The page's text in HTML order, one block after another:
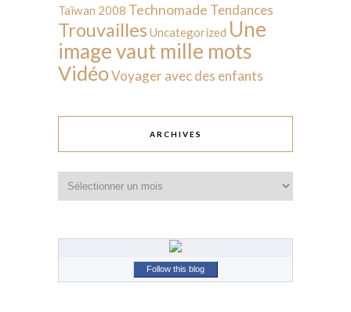
Taïwan 2008 Technomade Tendances
Trouvailles Uncategorized Une
image vaut mille mots
VidéoVoyager avec des enfants
ARCHIVES
Follow this blog